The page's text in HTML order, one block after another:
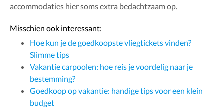
accommodaties hier soms extra bedachtzaam op.
Misschien ook interessant:
Hoe kun je de goedkoopste vliegtickets vinden?
Slimme tips
Vakantie carpoolen: hoe reis je voordelig naar je
bestemming?
Goedkoop op vakantie: handige tips voor een klein
budget